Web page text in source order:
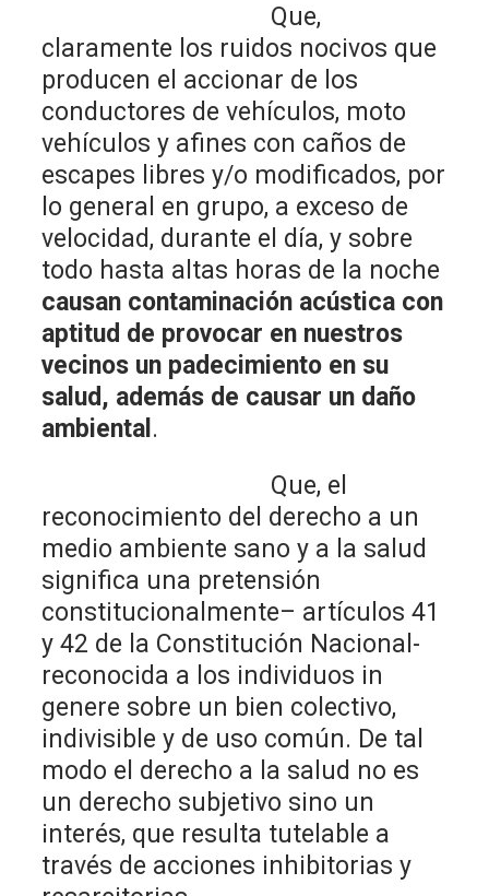
Que,
claramente los ruidos nocivos que
producen el accionar de los
conductores de vehículos, moto
vehículos y afines con caños de
escapes libres y/o modificados, por
lo general en grupo, a exceso de
velocidad, durante el día, y sobre
todo hasta altas horas de la noche
causan contaminación acústica con
aptitud de provocar en nuestros
vecinos un padecimiento en su
salud, además de causar un daño
ambiental .
Que, el
reconocimiento del derecho a un
medio ambiente sano y a la salud
significa una pretensión
constitucionalmente– artículos 41
y 42 de la Constitución Nacional-
reconocida a los individuos in
genere sobre un bien colectivo,
indivisible y de uso común. De tal
modo el derecho a la salud no es
un derecho subjetivo sino un
interés, que resulta tutelable a
través de acciones inhibitorias y